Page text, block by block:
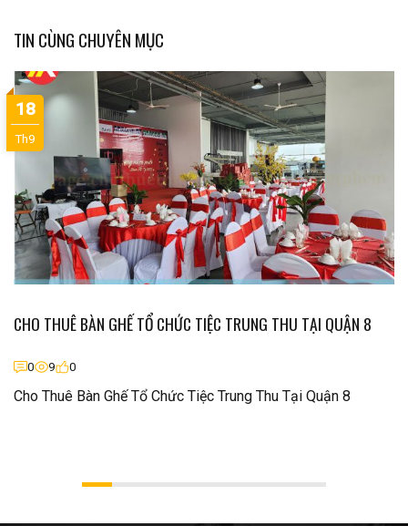
TIN CÙNG CHUYÊN MỤC
CHO THUÊ BÀN GHẾ TỔ CHỨC TIỆC TRUNG THU TẠI QUẬN 8
0 9 0
Cho Thuê Bàn Ghế Tổ Chức Tiệc Trung Thu Tại Quận 8
18
Th9